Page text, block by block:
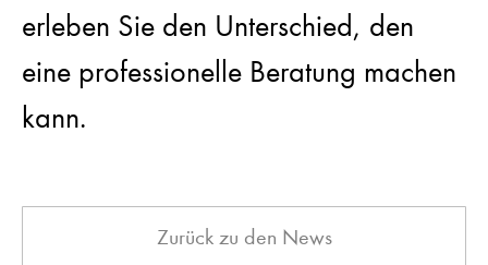
erleben Sie den Unterschied, den
eine professionelle Beratung machen
kann.
Zurück zu den News